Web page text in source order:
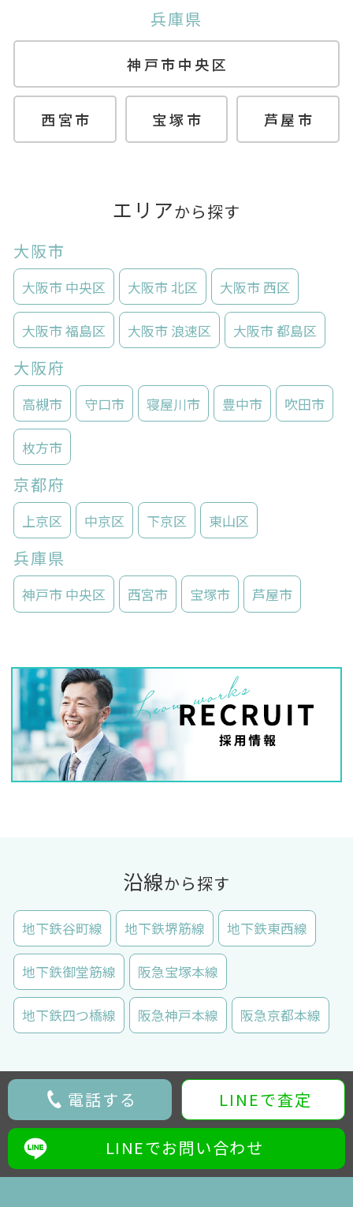
兵庫県
神戸市中央区
西宮市 宝塚市 芦屋市
エリアから探す
大阪市
大阪市 中央区 大阪市 北区 大阪市 西区
大阪市 福島区 大阪市 浪速区 大阪市 都島区
大阪府
高槻市 守口市 寝屋川市 豊中市 吹田市
枚方市
京都府
上京区 中京区 下京区 東山区
兵庫県
神戸市 中央区 西宮市 宝塚市 芦屋市
沿線から探す
地下鉄谷町線 地下鉄堺筋線 地下鉄東西線
地下鉄御堂筋線 阪急宝塚本線
地下鉄四つ橋線 阪急神戸本線 阪急京都本線
電話する LINEで査定
LINEでお問い合わせ